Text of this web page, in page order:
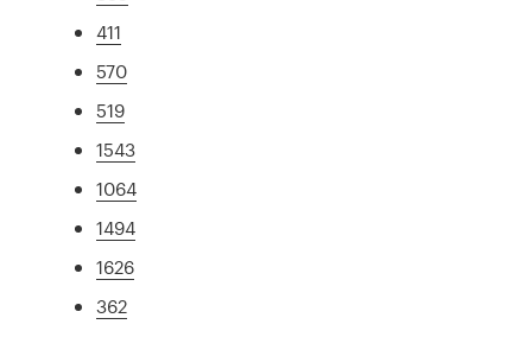
411
570
519
1543
1064
1494
1626
362